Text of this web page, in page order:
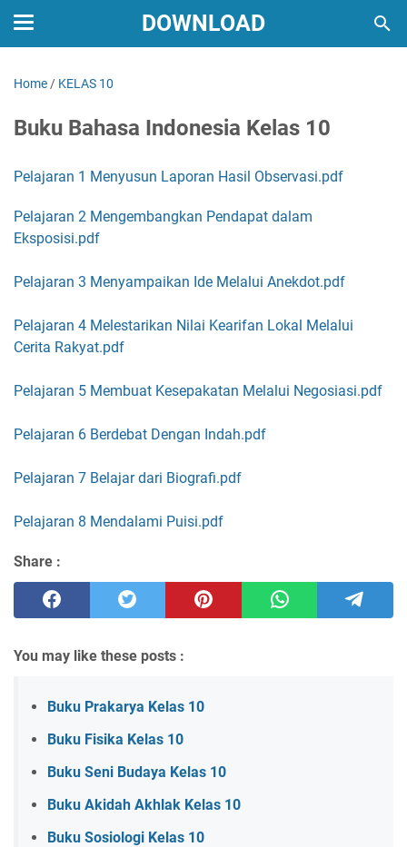
DOWNLOAD
Home / KELAS 10
Buku Bahasa Indonesia Kelas 10
Pelajaran 1 Menyusun Laporan Hasil Observasi.pdf
Pelajaran 2 Mengembangkan Pendapat dalam
Eksposisi.pdf
Pelajaran 3 Menyampaikan Ide Melalui Anekdot.pdf
Pelajaran 4 Melestarikan Nilai Kearifan Lokal Melalui
Cerita Rakyat.pdf
Pelajaran 5 Membuat Kesepakatan Melalui Negosiasi.pdf
Pelajaran 6 Berdebat Dengan Indah.pdf
Pelajaran 7 Belajar dari Biografi.pdf
Pelajaran 8 Mendalami Puisi.pdf
Share :
You may like these posts :
Buku Prakarya Kelas 10
Buku Fisika Kelas 10
Buku Seni Budaya Kelas 10
Buku Akidah Akhlak Kelas 10
Buku Sosiologi Kelas 10